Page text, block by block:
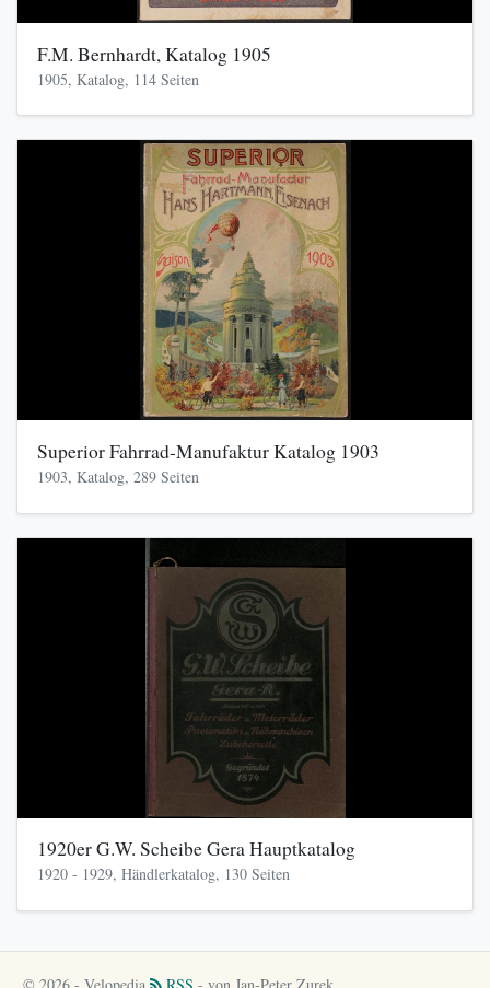
F.M. Bernhardt, Katalog 1905
1905, Katalog, 114 Seiten
Superior Fahrrad-Manufaktur Katalog 1903
1903, Katalog, 289 Seiten
1920er G.W. Scheibe Gera Hauptkatalog
1920 - 1929, Händlerkatalog, 130 Seiten